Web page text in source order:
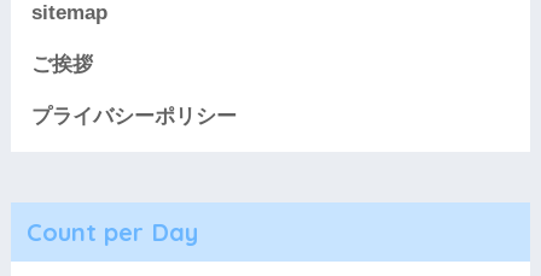
sitemap
ご挨拶
プライバシーポリシー
Count per Day